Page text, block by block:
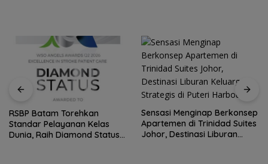
RSBP Batam Torehkan
Standar Pelayanan Kelas
Dunia, Raih Diamond Status
Sensasi Menginap Berkonsep
Apartemen di Trinidad Suites
Johor, Destinasi Liburan